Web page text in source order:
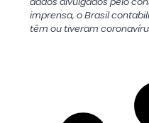
imprensa, o Brasil
têm ou tiveram